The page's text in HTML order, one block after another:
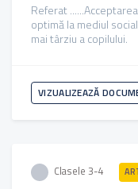
Referat
optimă la mediul
mai târziu a copilului.
VIZUALIZEAZĂ
Clasele 3-4